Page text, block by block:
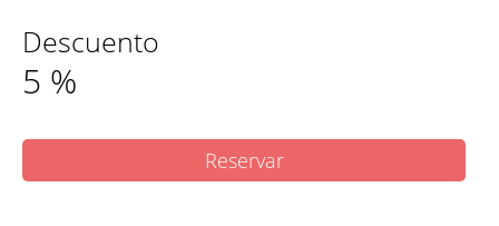
Descuento
5 %
Reservar